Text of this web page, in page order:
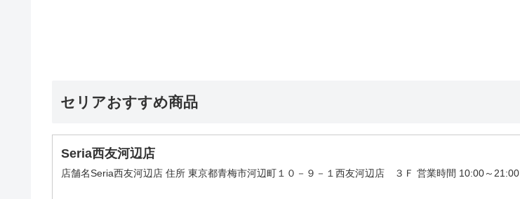
セリアおすすめ商品
Seria西友河辺店
店舗名Seria西友河辺店 住所 東京都青梅市河辺町１０－９－１西友河辺店 ３Ｆ 営業時間 10:00～21:00